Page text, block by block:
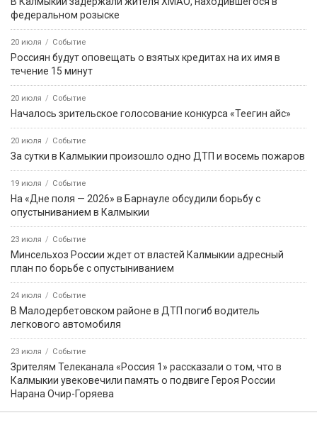
федеральном розыске
20 июля Событие
Россиян будут оповещать о взятых кредитах на их имя в
течение 15 минут
20 июля Событие
Началось зрительское голосование конкурса «Теегин айс»
20 июля Событие
За сутки в Калмыкии произошло одно ДТП и восемь пожаров
19 июля Событие
На «Дне поля — 2026» в Барнауле обсудили борьбу с
опустыниванием в Калмыкии
23 июля Событие
Минсельхоз России ждет от властей Калмыкии адресный
план по борьбе с опустыниванием
24 июля Событие
В Малодербетовском районе в ДТП погиб водитель
легкового автомобиля
23 июля Событие
Зрителям Телеканала «Россия 1» рассказали о том, что в
Калмыкии увековечили память о подвиге Героя России
Нарана Очир-Горяева